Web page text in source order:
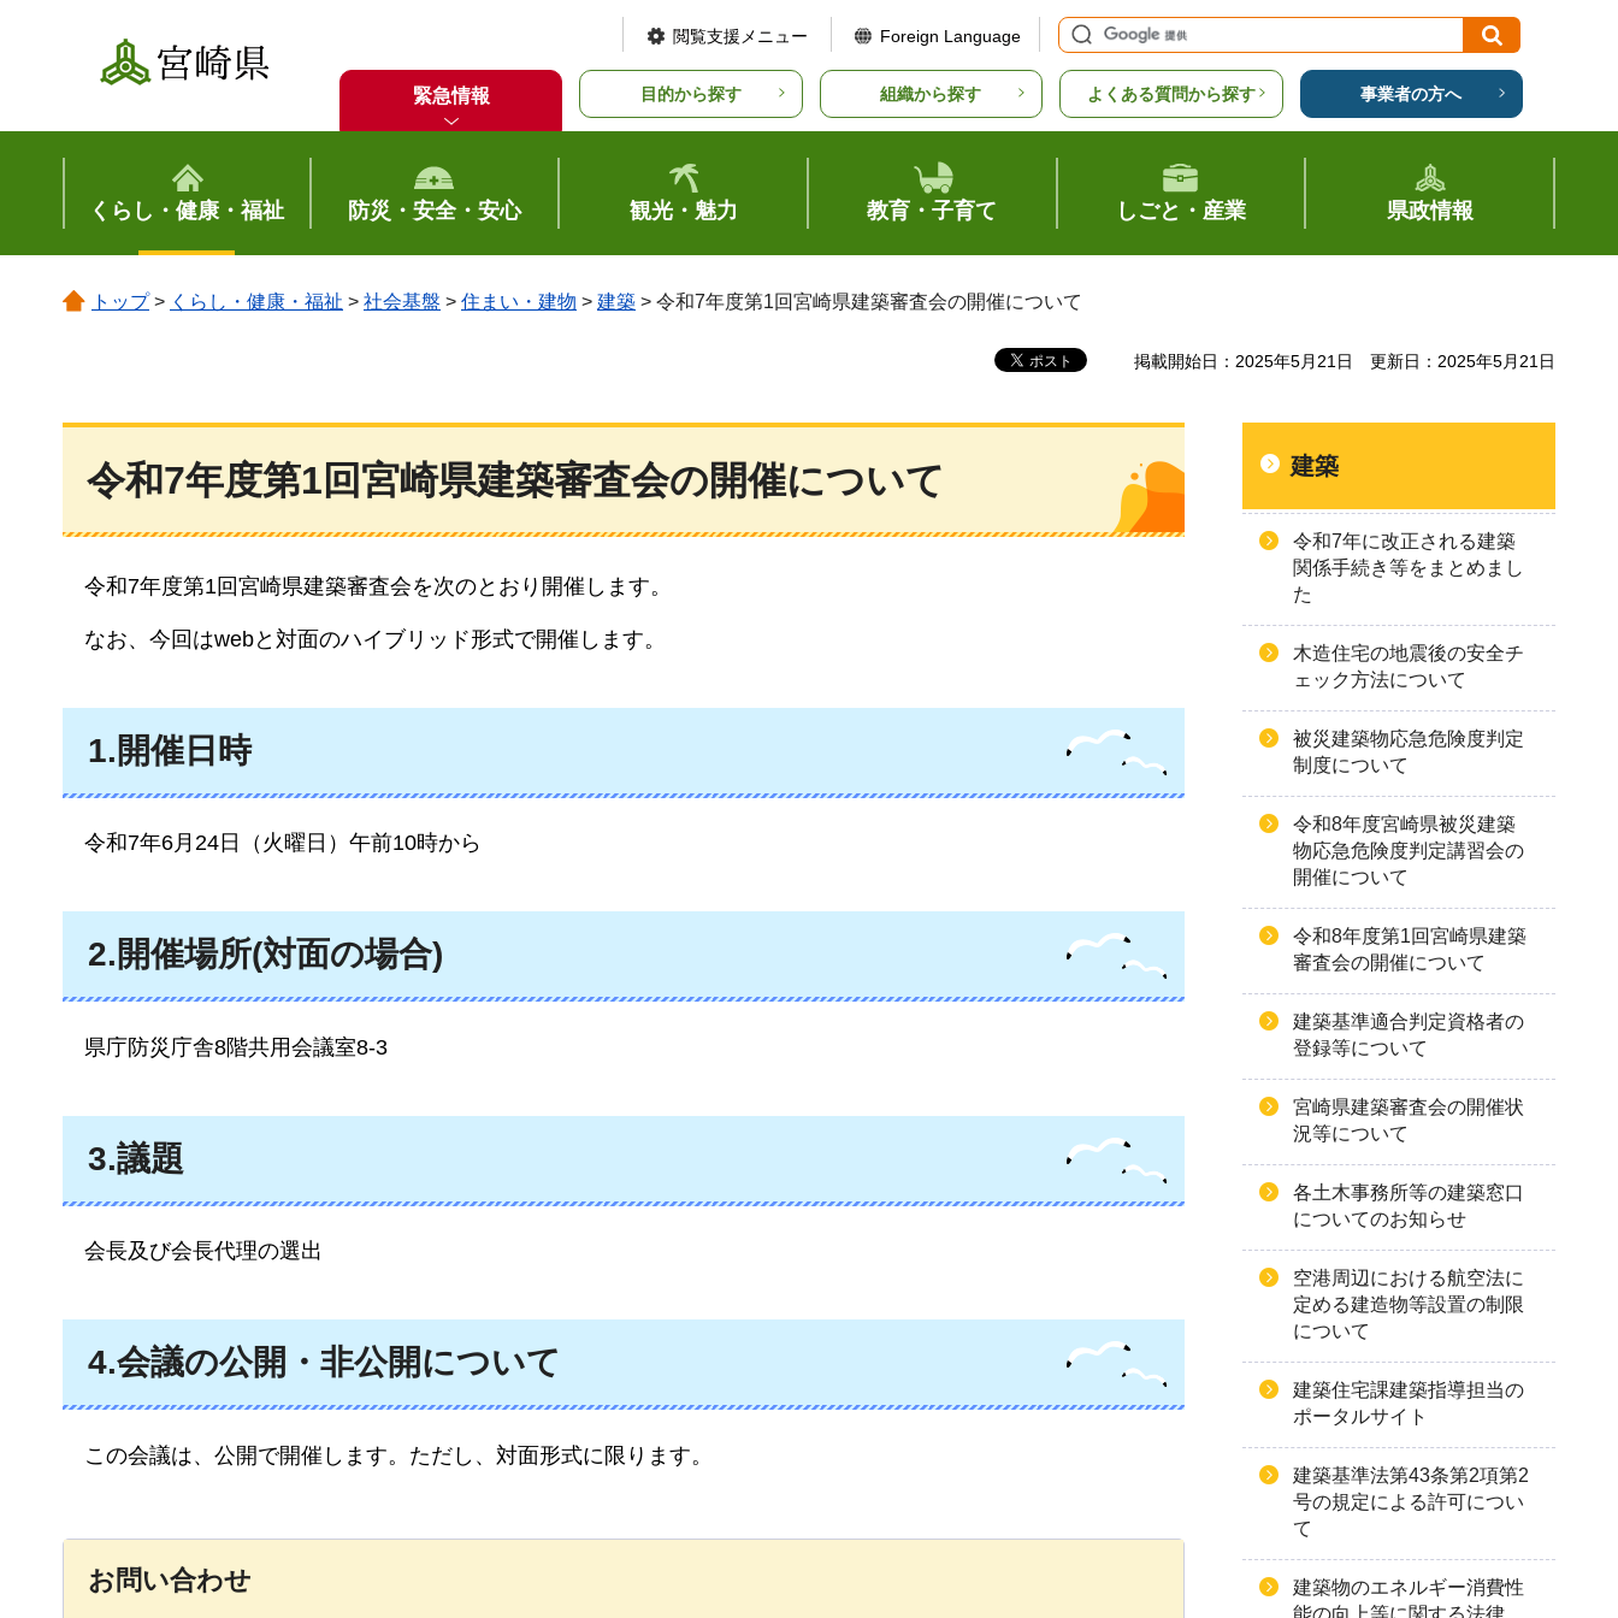
宮崎県
閲覧支援メニュー Foreign Language
緊急情報 目的から探す 組織から探す よくある質問から探す 事業者の方へ
くらし・健康・福祉 防災・安全・安心 観光・魅力 教育・子育て しごと・産業 県政情報
トップ> くらし・健康・福祉 > 社会基盤 > 住まい・建物 > 建築 > 令和7年度第1回宮崎県建築審査会の開催について
掲載開始日：2025年5月21日 更新日：2025年5月21日
令和7年度第1回宮崎県建築審査会の開催について
令和7年度第1回宮崎県建築審査会を次のとおり開催します。
なお、今回はwebと対面のハイブリッド形式で開催します。
1.開催日時
令和7年6月24日（火曜日）午前10時から
2.開催場所(対面の場合)
県庁防災庁舎8階共用会議室8-3
3.議題
会長及び会長代理の選出
4.会議の公開・非公開について
この会議は、公開で開催します。ただし、対面形式に限ります。
お問い合わせ
建築
令和7年に改正される建築
関係手続き等をまとめまし
た
木造住宅の地震後の安全チ
ェック方法について
被災建築物応急危険度判定
制度について
令和8年度宮崎県被災建築
物応急危険度判定講習会の
開催について
令和8年度第1回宮崎県建築
審査会の開催について
建築基準適合判定資格者の
登録等について
宮崎県建築審査会の開催状
況等について
各土木事務所等の建築窓口
についてのお知らせ
空港周辺における航空法に
定める建造物等設置の制限
について
建築住宅課建築指導担当の
ポータルサイト
建築基準法第43条第2項第2
号の規定による許可につい
て
建築物のエネルギー消費性
能の向上等に関する法律